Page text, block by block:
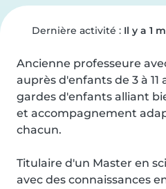
Dernière activité : Il y a 1
Ancienne professeure
auprès d'enfants de 3 à 11
gardes d'enfants alliant
et accompagnement
chacun.
Titulaire d'un Master en
avec des connaissances